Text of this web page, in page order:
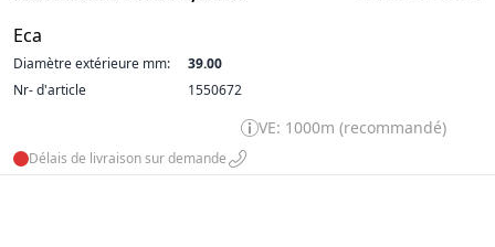
Eca
Diamètre extérieure mm:
39.00
Nr- d'article
1550672
VE: 1000m (recommandé)
Délais de livraison sur demande